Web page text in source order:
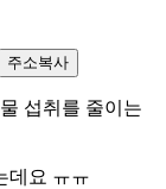
주소복사
섭취를 줄이는
데요 ㅠㅠ